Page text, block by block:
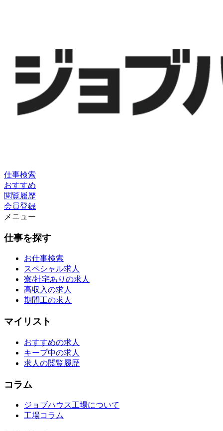
仕事検索
おすすめ
閲覧履歴
会員登録
メニュー
仕事を探す
お仕事検索
スペシャル求人
寮/社宅ありの求人
高収入の求人
期間工の求人
マイリスト
おすすめの求人
キープ中の求人
求人の閲覧履歴
コラム
ジョブハウス工場について
工場コラム